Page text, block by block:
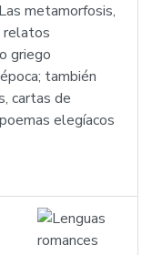
metamorfosis,
relatos
griego
también
cartas de
elegíacos